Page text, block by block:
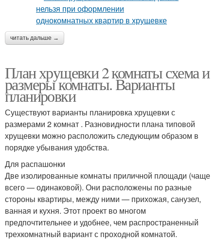
читать дальше →
План хрущевки 2 комнаты схема и
размеры комнаты. Варианты
планировки
Существуют варианты планировка хрущевки с
размерами 2 комнат . Разновидности плана типовой
хрущевки можно расположить следующим образом в
порядке убывания удобства.
Для распашонки
Две изолированные комнаты приличной площади (чаще
всего — одинаковой). Они расположены по разные
стороны квартиры, между ними — прихожая, санузел,
ванная и кухня. Этот проект во многом
предпочтительнее и удобнее, чем распространенный
трехкомнатный вариант с проходной комнатой.